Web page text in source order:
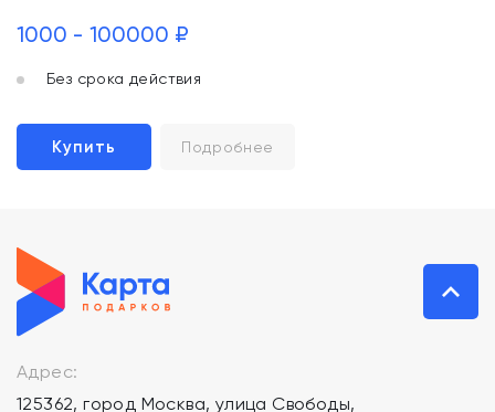
1000 - 100000 ₽
Без срока действия
Купить Подробнее
Адрес:
125362, город Москва, улица Свободы,